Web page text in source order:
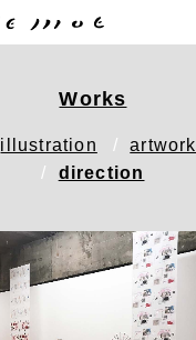
Works
illustration artwork
direction